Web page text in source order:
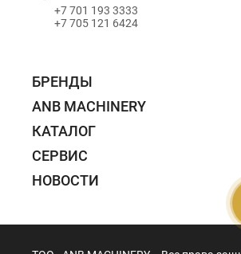
+7 701 193 3333
+7 705 121 6424
БРЕНДЫ
ANB MACHINERY
КАТАЛОГ
СЕРВИС
НОВОСТИ